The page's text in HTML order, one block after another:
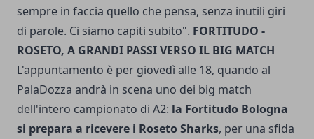
sempre in faccia quello che pensa, senza inutili giri
di parole. Ci siamo capiti subito". FORTITUDO -
ROSETO, A GRANDI PASSI VERSO IL BIG MATCH
L'appuntamento è per giovedì alle 18, quando al
PalaDozza andrà in scena uno dei big match
dell'intero campionato di A2: la Fortitudo Bologna
si prepara a ricevere i Roseto Sharks, per una sfida